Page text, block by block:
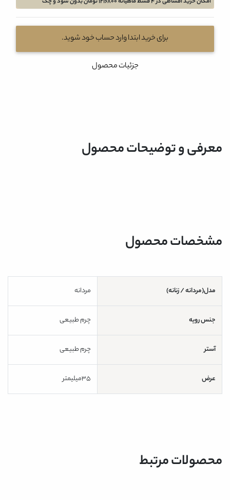
برای خرید ابتدا وارد حساب خود شوید.
جزئیات محصول
معرفی و توضیحات محصول
مشخصات محصول
مدل(مردانه / زنانه) مردانه
جنس رویه چرم طبیعی
آستر چرم طبیعی
عرض 35میلیمتر
محصولات مرتبط